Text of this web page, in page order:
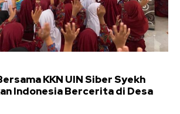
KKN UIN Siber Syekh
Indonesia Bercerita di Desa